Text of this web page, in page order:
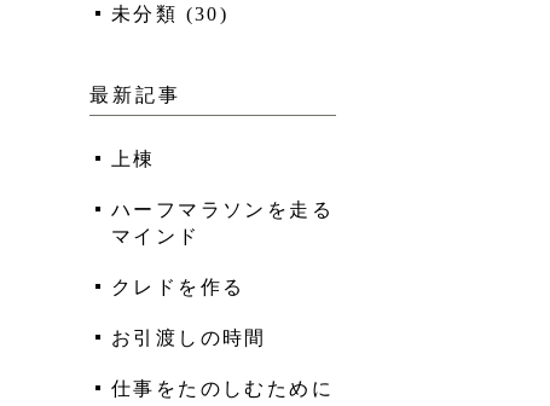
未分類 (30)
最新記事
上棟
ハーフマラソンを走る
マインド
クレドを作る
お引渡しの時間
仕事をたのしむために